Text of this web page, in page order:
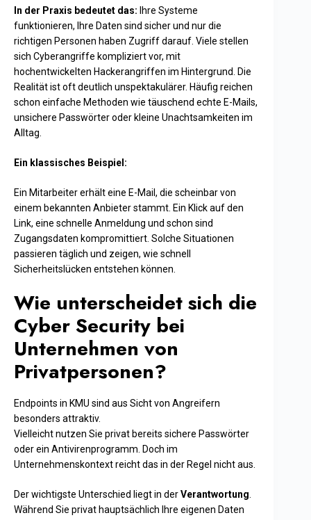
In der Praxis bedeutet das: Ihre Systeme
funktionieren, Ihre Daten sind sicher und nur die
richtigen Personen haben Zugriff darauf. Viele stellen
sich Cyberangriffe kompliziert vor, mit
hochentwickelten Hackerangriffen im Hintergrund. Die
Realität ist oft deutlich unspektakulärer. Häufig reichen
schon einfache Methoden wie täuschend echte E-Mails,
unsichere Passwörter oder kleine Unachtsamkeiten im
Alltag.
Ein klassisches Beispiel:
Ein Mitarbeiter erhält eine E-Mail, die scheinbar von
einem bekannten Anbieter stammt. Ein Klick auf den
Link, eine schnelle Anmeldung und schon sind
Zugangsdaten kompromittiert. Solche Situationen
passieren täglich und zeigen, wie schnell
Sicherheitslücken entstehen können.
Wie unterscheidet sich die
Cyber Security bei
Unternehmen von
Privatpersonen?
Endpoints in KMU sind aus Sicht von Angreifern
besonders attraktiv.
Vielleicht nutzen Sie privat bereits sichere Passwörter
oder ein Antivirenprogramm. Doch im
Unternehmenskontext reicht das in der Regel nicht aus.
Der wichtigste Unterschied liegt in derVerantwortung
Während Sie privat hauptsächlich Ihre eigenen Daten